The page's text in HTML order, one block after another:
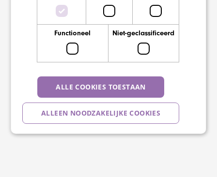
Functioneel Niet-geclassificeerd
ALLE COOKIES TOESTAAN
ALLEEN NOODZAKELIJKE COOKIES